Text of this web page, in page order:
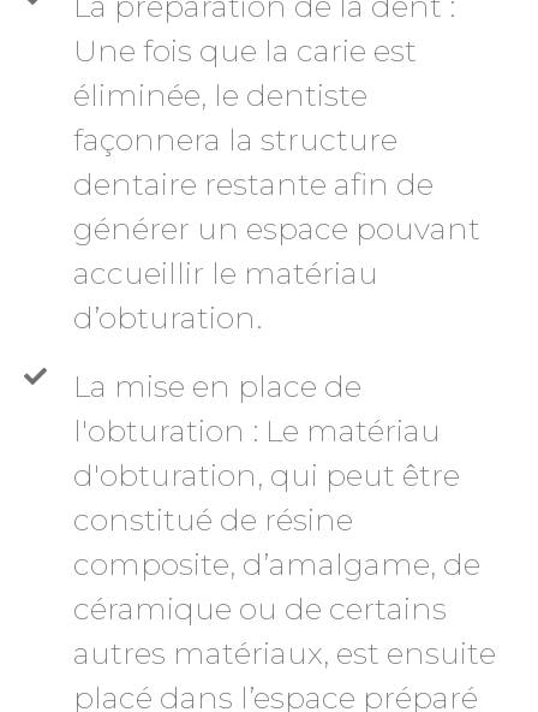
Une fois que la carie est
éliminée, le dentiste
façonnera la structure
dentaire restante afin de
générer un espace pouvant
accueillir le matériau
d’obturation.
La mise en place de
l'obturation : Le matériau
d'obturation, qui peut être
constitué de résine
composite, d’amalgame, de
céramique ou de certains
autres matériaux, est ensuite
placé dans l’espace préparé